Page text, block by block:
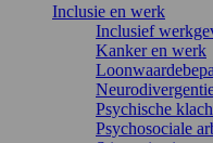
Inclusie en werk
Inclusief
Kanker en werk
Psychische
Psychosociale